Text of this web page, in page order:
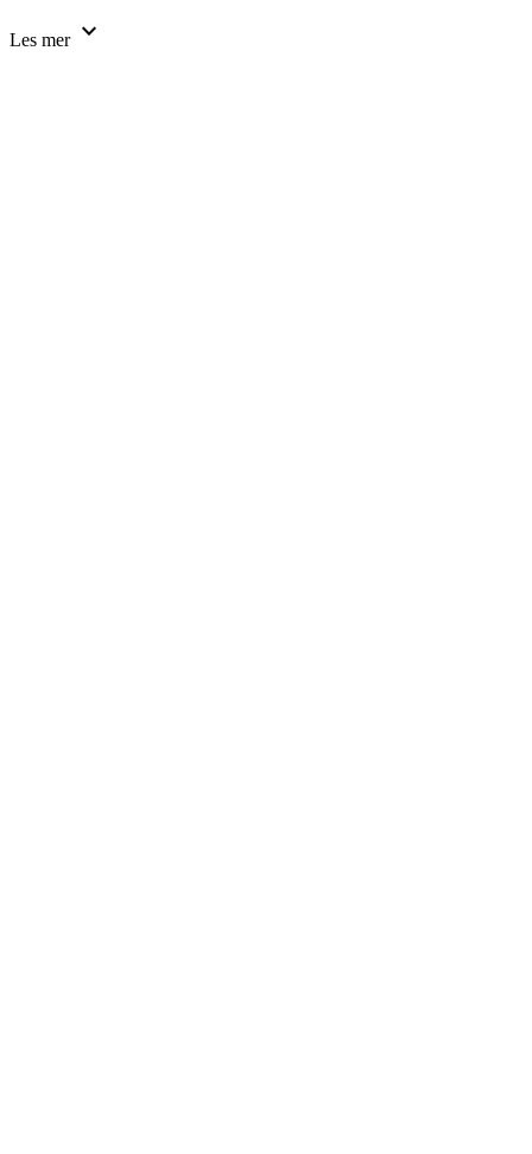
Les mer expand_more